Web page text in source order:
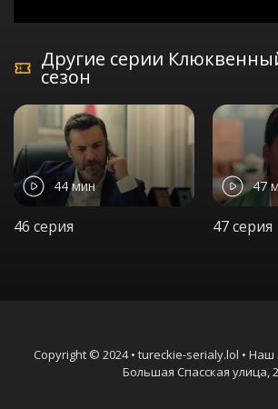
Другие серии
сезон
44 мин
46 серия
47
47 серия
Copyright © 2024 • tureckie-serialy.lol • Наш
Большая Спасская улица,